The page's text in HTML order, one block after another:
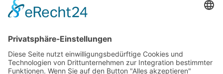
Personen
Nationale Kooperationen
L.E.V.
Nachlese